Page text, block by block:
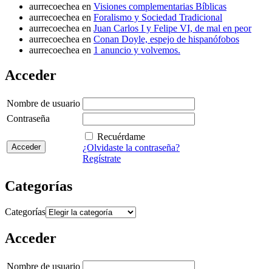
aurrecoechea en Visiones complementarias Bíblicas
aurrecoechea en Foralismo y Sociedad Tradicional
aurrecoechea en Juan Carlos I y Felipe VI, de mal en peor
aurrecoechea en Conan Doyle, espejo de hispanófobos
aurrecoechea en 1 anuncio y volvemos.
Acceder
Nombre de usuario
Contraseña
Recuérdame
¿Olvidaste la contraseña?
Regístrate
Categorías
Categorías
Acceder
Nombre de usuario